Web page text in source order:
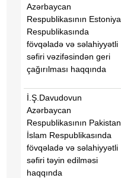
Azərbaycan
Respublikasının Estoniya
Respublikasında
fövqəladə və səlahiyyətli
səfiri vəzifəsindən geri
çağırılması haqqında
İ.Ş.Davudovun
Azərbaycan
Respublikasının Pakistan
İslam Respublikasında
fövqəladə və səlahiyyətli
səfiri təyin edilməsi
haqqında